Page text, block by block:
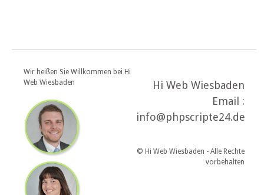
Wir heißen Sie Willkommen bei Hi
Web Wiesbaden
Hi Web Wiesbaden
Email :
info@phpscripte24.de
© Hi Web Wiesbaden - Alle Rechte
vorbehalten